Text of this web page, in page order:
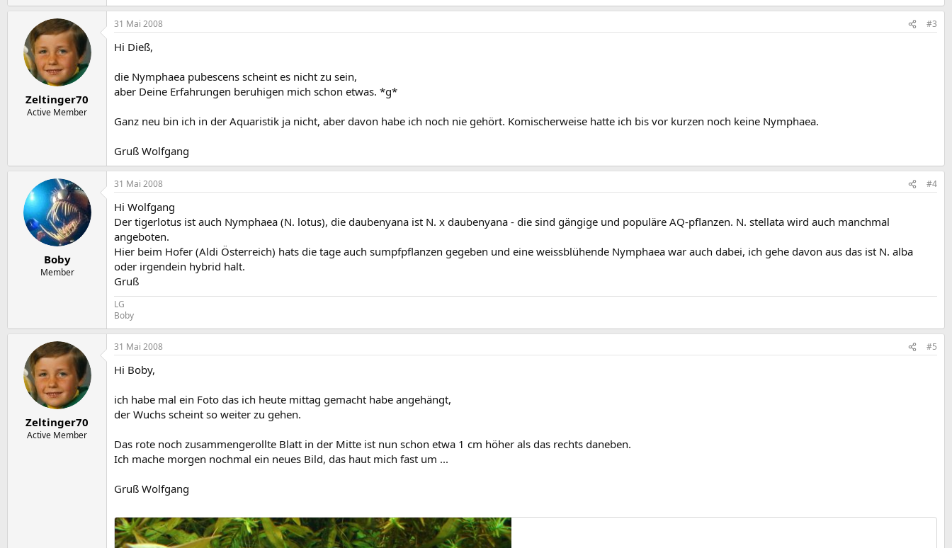
Zeltinger70
Active Member
31 Mai 2008 #3
Hi Dieß,
die Nymphaea pubescens scheint es nicht zu sein,
aber Deine Erfahrungen beruhigen mich schon etwas. *g*
Ganz neu bin ich in der Aquaristik ja nicht, aber davon habe ich noch nie gehört. Komischerweise hatte ich bis vor kurzen noch keine Nymphaea.
Gruß Wolfgang
Boby
Member
31 Mai 2008 #4
Hi Wolfgang
Der tigerlotus ist auch Nymphaea (N. lotus), die daubenyana ist N. x daubenyana - die sind gängige und populäre AQ-pflanzen. N. stellata wird auch manchmal
angeboten.
Hier beim Hofer (Aldi Österreich) hats die tage auch sumpfpflanzen gegeben und eine weissblühende Nymphaea war auch dabei, ich gehe davon aus das ist N. alba
oder irgendein hybrid halt.
Gruß
LG
Boby
Zeltinger70
Active Member
31 Mai 2008 #5
Hi Boby,
ich habe mal ein Foto das ich heute mittag gemacht habe angehängt,
der Wuchs scheint so weiter zu gehen.
Das rote noch zusammengerollte Blatt in der Mitte ist nun schon etwa 1 cm höher als das rechts daneben.
Ich mache morgen nochmal ein neues Bild, das haut mich fast um ...
Gruß Wolfgang